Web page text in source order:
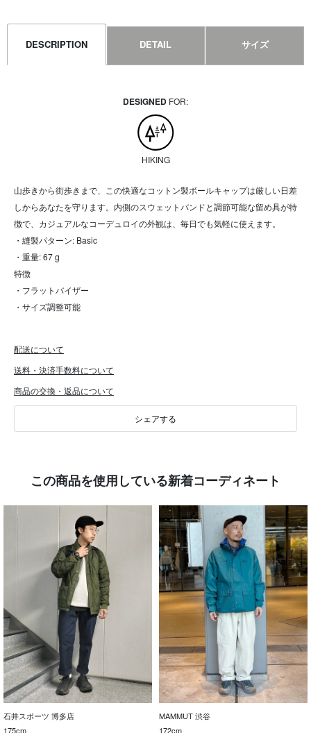
DESCRIPTION DETAIL サイズ
DESIGNED FOR:
HIKING
山歩きから街歩きまで、この快適なコットン製ボールキャップは厳しい日差
しからあなたを守ります。内側のスウェットバンドと調節可能な留め具が特
徴で、カジュアルなコーデュロイの外観は、毎日でも気軽に使えます。
・縫製パターン: Basic
・重量: 67 g
特徴
・フラットバイザー
・サイズ調整可能
配送について
送料・決済手数料について
商品の交換・返品について
シェアする
この商品を使用している新着コーディネート
石井スポーツ 博多店
175cm
MAMMUT 渋谷
172cm